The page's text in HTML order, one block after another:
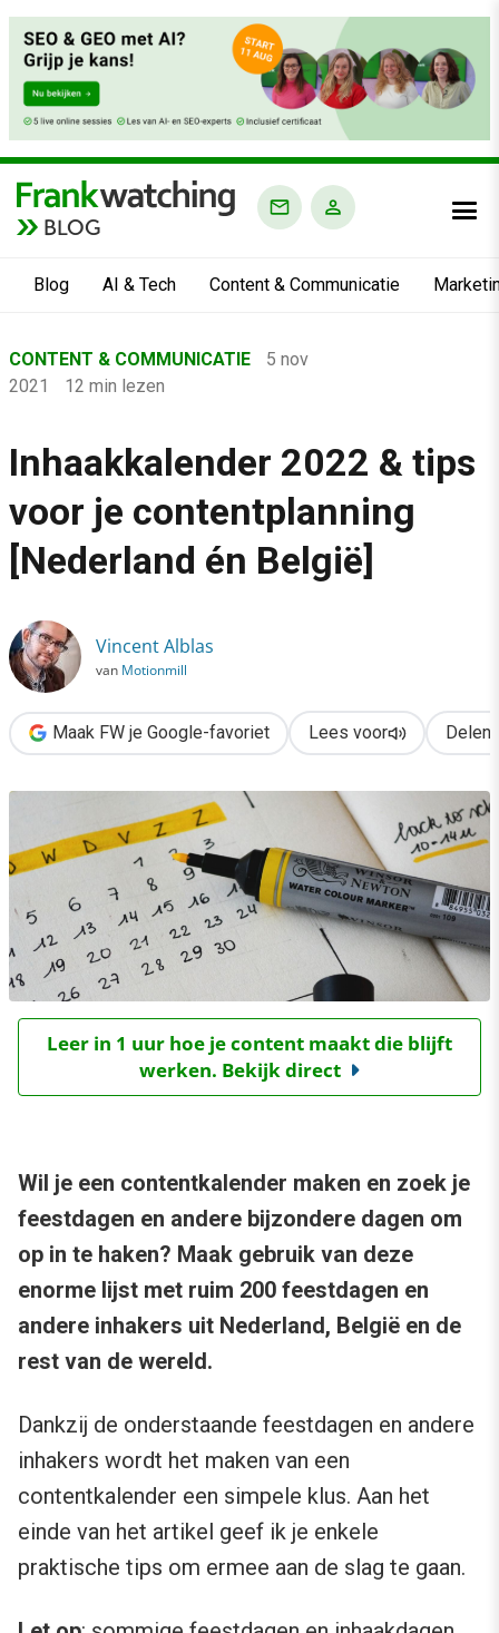
BLOG
Blog AI & Tech Content & Communicatie
›
Content & Communicatie
›
Inhaakkalender 2022 & tips voor je contentplanning [Nederland
CONTENT & COMMUNICATIE
5 nov
2021
12 min lezen
Inhaakkalender 2022 & tips
voor je contentplanning
[Nederland én België]
Vincent Alblas
van Motionmill
Maak FW je Google-favoriet Lees voor Delen
Leer in 1 uur hoe je content maakt die blijft
werken. Bekijk direct
Wil je een contentkalender maken en zoek je
feestdagen en andere bijzondere dagen om
op in te haken? Maak gebruik van deze
enorme lijst met ruim 200 feestdagen en
andere inhakers uit Nederland, België en de
rest van de wereld.
Dankzij de onderstaande feestdagen en andere
inhakers wordt het maken van een
contentkalender een simpele klus. Aan het
einde van het artikel geef ik je enkele
praktische tips om ermee aan de slag te gaan.